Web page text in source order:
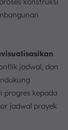
jadwal, dan
progres kepada
jadwal proyek